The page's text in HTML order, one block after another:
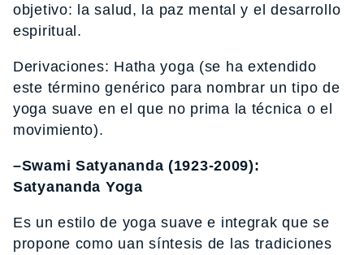
objetivo: la salud, la paz mental y el desarrollo
espiritual.
Derivaciones: Hatha yoga (se ha extendido
este término genérico para nombrar un tipo de
yoga suave en el que no prima la técnica o el
movimiento).
–Swami Satyananda (1923-2009):
Satyananda Yoga
Es un estilo de yoga suave e integrak que se
propone como uan síntesis de las tradiciones